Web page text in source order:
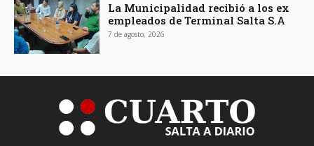
La Municipalidad recibió a los ex
empleados de Terminal Salta S.A
7 de agosto, 2026